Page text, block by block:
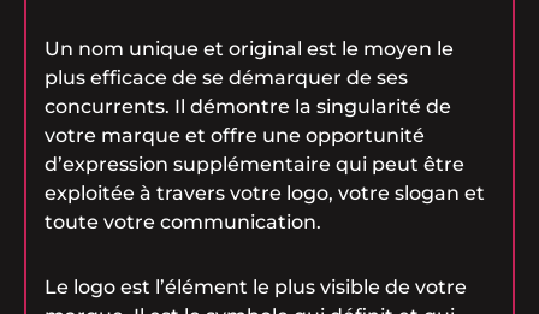
Un nom unique et original est le moyen le
plus efficace de se démarquer de ses
concurrents. Il démontre la singularité de
votre marque et offre une opportunité
d’expression supplémentaire qui peut être
exploitée à travers votre logo, votre slogan et
toute votre communication.
Le logo est l’élément le plus visible de votre